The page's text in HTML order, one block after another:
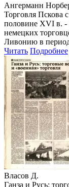
Ангерманн
Торговля Пскова
половине XVI в. -
немецких
Ливонию в
Читать Подробнее
Власов Д.
Ганза и Русь: